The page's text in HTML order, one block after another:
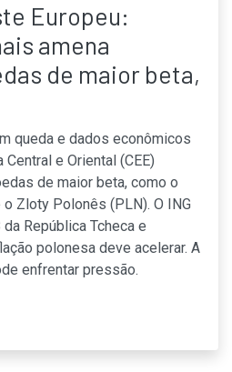
Europeu:
amena
de maior beta,
queda e dados econômicos
e Oriental (CEE)
de maior beta, como o
o Zloty Polonês (PLN). O ING
República Tcheca e
polonesa deve acelerar. A
enfrentar pressão.